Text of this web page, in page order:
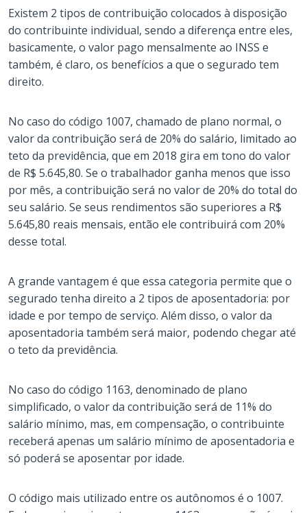
Existem 2 tipos de contribuição colocados à disposição
do contribuinte individual, sendo a diferença entre eles,
basicamente, o valor pago mensalmente ao INSS e
também, é claro, os benefícios a que o segurado tem
direito.
No caso do código 1007, chamado de plano normal, o
valor da contribuição será de 20% do salário, limitado ao
teto da previdência, que em 2018 gira em tono do valor
de R$ 5.645,80. Se o trabalhador ganha menos que isso
por mês, a contribuição será no valor de 20% do total do
seu salário. Se seus rendimentos são superiores a R$
5.645,80 reais mensais, então ele contribuirá com 20%
desse total.
A grande vantagem é que essa categoria permite que o
segurado tenha direito a 2 tipos de aposentadoria: por
idade e por tempo de serviço. Além disso, o valor da
aposentadoria também será maior, podendo chegar até
o teto da previdência.
No caso do código 1163, denominado de plano
simplificado, o valor da contribuição será de 11% do
salário mínimo, mas, em compensação, o contribuinte
receberá apenas um salário mínimo de aposentadoria e
só poderá se aposentar por idade.
O código mais utilizado entre os autônomos é o 1007.